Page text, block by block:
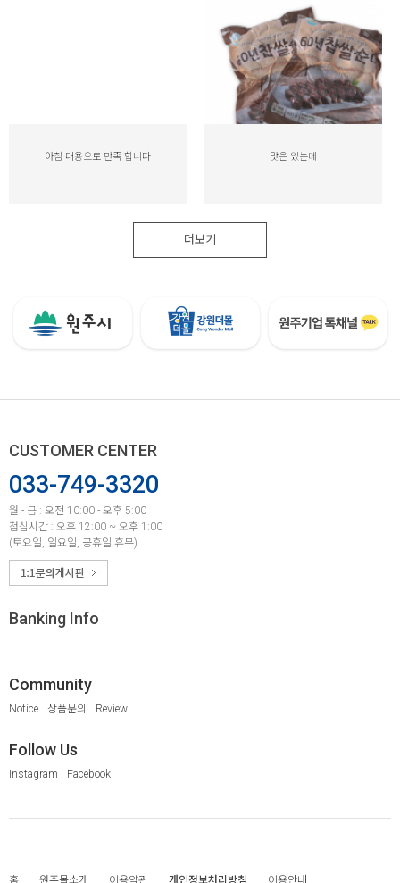
아침 대용으로 만족 합니다 맛은 있는데
더보기
CUSTOMER CENTER
033-749-3320
월 - 금 : 오전 10:00 - 오후 5:00
점심시간 : 오후 12:00 ~ 오후 1:00
(토요일, 일요일, 공휴일 휴무)
Banking Info
Community
Notice 상품문의 Review
Follow Us
Instagram Facebook
홈 원주몰소개 이용약관 개인정보처리방침 이용안내